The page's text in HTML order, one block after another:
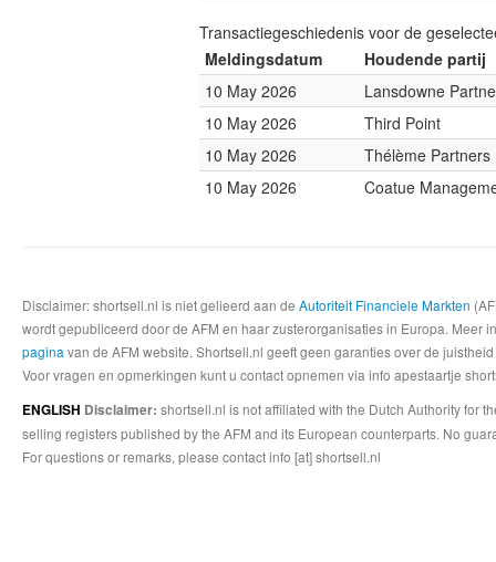
Transactiegeschiedenis voor de
Meldingsdatum
Houdende partij
10 May 2026
Lansdowne
10 May 2026
Third Point
10 May 2026
Thélème Partners
10 May 2026
Coatue
Disclaimer: shortsell.nl is niet gelieerd aan de Autoriteit Financiele Markten
wordt gepubliceerd door de AFM en haar zusterorganisaties in Europa.
pagina van de AFM website. Shortsell.nl geeft geen garanties over de
Voor vragen en opmerkingen kunt u contact opnemen via info apestaartje
ENGLISH Disclaimer: shortsell.nl is not affiliated with the Dutch Authority for
selling registers published by the AFM and its European counterparts. No
For questions or remarks, please contact info [at] shortsell.nl